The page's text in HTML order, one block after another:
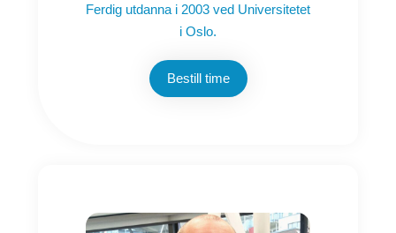
Ferdig utdanna i 2003 ved Universitetet
i Oslo.
Bestill time